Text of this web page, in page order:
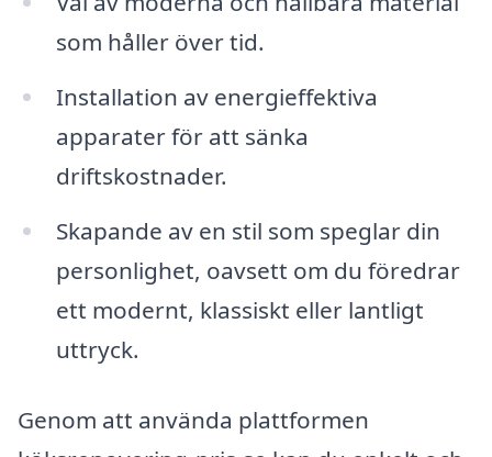
som håller över tid.
Installation av energieffektiva
apparater för att sänka
driftskostnader.
Skapande av en stil som speglar din
personlighet, oavsett om du föredrar
ett modernt, klassiskt eller lantligt
uttryck.
Genom att använda plattformen